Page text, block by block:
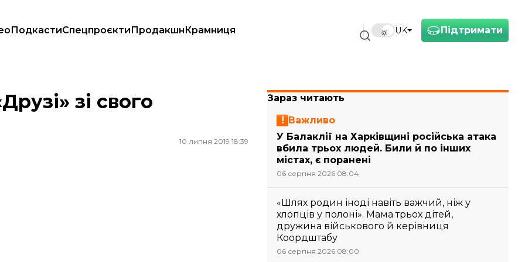
Підтримати
UK
ПодкастиСпецпроєктиПродакшнКрамниця
зі свого
10 липня 2019 18:39
Зараз читають
Важливо
У Балаклії на Харківщині російська атака
вбила трьох людей. Били й по інших
містах, є поранені
06 серпня 2026 08:04
«Шлях родин іноді навіть важчий, ніж у
хлопців у полоні». Мама трьох дітей,
дружина військового й керівниця
Коордштабу
06 серпня 2026 08:00